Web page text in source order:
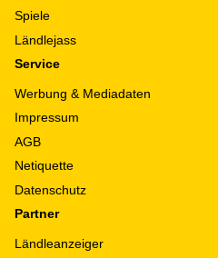
Spiele
Ländlejass
Service
Werbung & Mediadaten
Impressum
AGB
Netiquette
Datenschutz
Partner
Ländleanzeiger